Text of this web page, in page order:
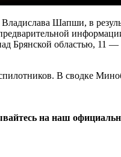
Шапши, в
Брянской областью, 11
В сводке
на наш